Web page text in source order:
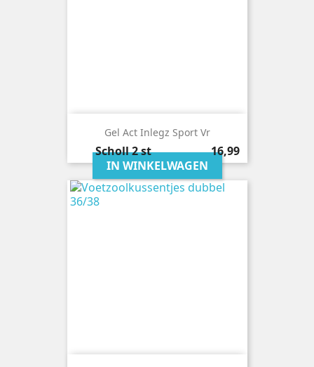
Gel Act Inlegz Sport Vr
Scholl2 st Prijs
16,99
IN WINKELWAGEN